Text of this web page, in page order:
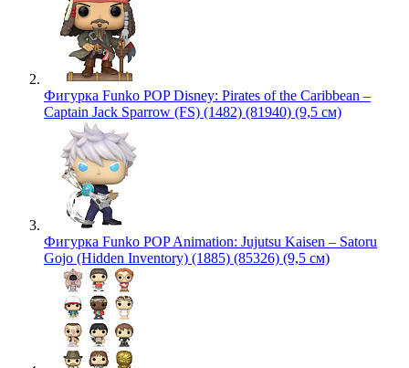
Фигурка Funko POP Disney: Pirates of the Caribbean –
Captain Jack Sparrow (FS) (1482) (81940) (9,5 см)
Фигурка Funko POP Animation: Jujutsu Kaisen – Satoru
Gojo (Hidden Inventory) (1885) (85326) (9,5 см)